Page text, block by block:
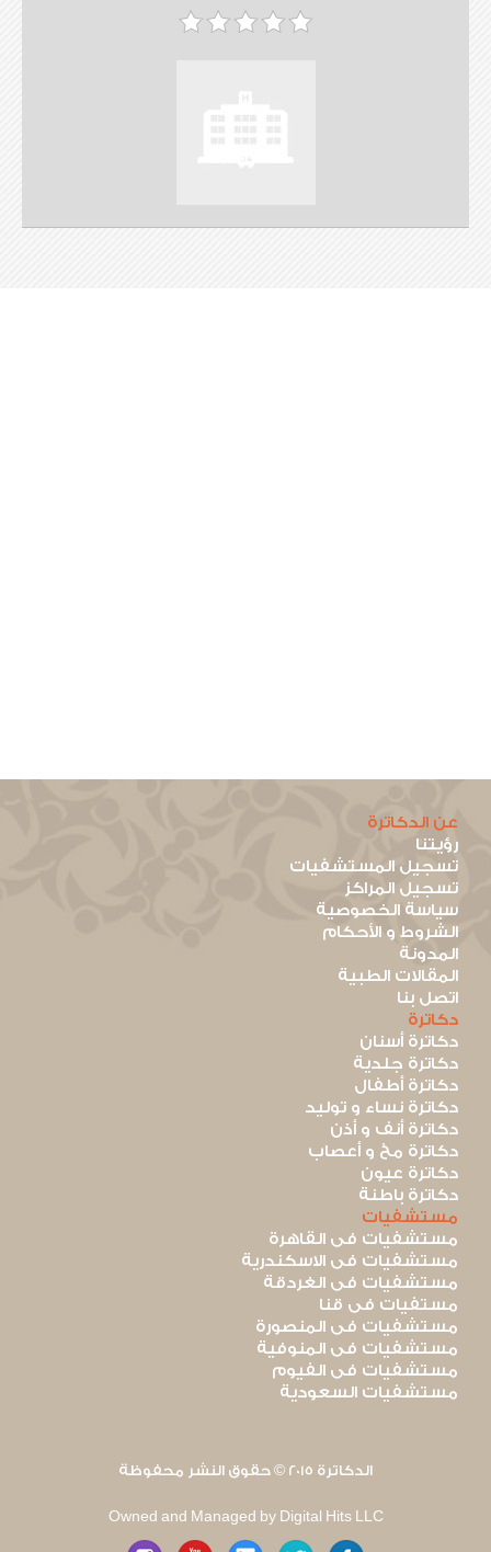
عن الدكاترة
رؤيتنا
تسجيل المستشفيات
تسجيل المراكز
سياسة الخصوصية
الشروط و الأحكام
المدونة
المقالات الطبية
اتصل بنا
دكاترة
دكاترة أسنان
دكاترة جلدية
دكاترة أطفال
دكاترة نساء و توليد
دكاترة أنف و أذن
دكاترة مخ و أعصاب
دكاترة عيون
دكاترة باطنة
مستشفيات
مستشفيات فى القاهرة
مستشفيات فى الاسكندرية
مستشفيات فى الغردقة
مستفيات فى قنا
مستشفيات فى المنصورة
مستشفيات فى المنوفية
مستشفيات فى الفيوم
مستشفيات السعودية
الدكاترة 2015 © حقوق النشر محفوظة
Owned and Managed by Digital Hits LLC